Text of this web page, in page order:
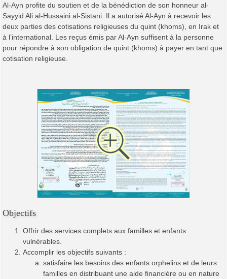
Al-Ayn profite du soutien et de la bénédiction de son honneur al-
Sayyid Ali al-Hussaini al-Sistani. Il a autorisé Al-Ayn à recevoir les
deux parties des cotisations religieuses du quint (khoms), en Irak et
à l’international. Les reçus émis par Al-Ayn suffisent à la personne
pour répondre à son obligation de quint (khoms) à payer en tant que
cotisation religieuse.
Objectifs
Offrir des services complets aux familles et enfants
vulnérables.
Accomplir les objectifs suivants :
satisfaire les besoins des enfants orphelins et de leurs
familles en distribuant une aide financière ou en nature